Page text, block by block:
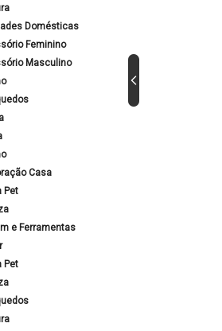
Domésticas
Feminino
Masculino
Casa
Pet
e Ferramentas
Pet